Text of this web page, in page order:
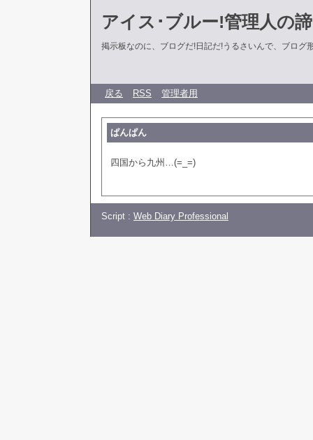
アイス･ブルー!管理人の
掲示板なのに、ブログだ!日記だ!うるさいんで、ブログ
戻る RSS 管理者用
ぱんぱん
四国から九州…(=_=)
Script : Web Diary Professional